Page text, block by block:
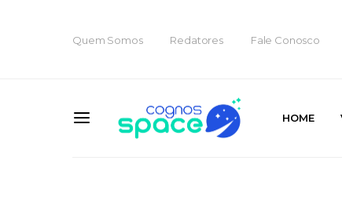
Quem Somos Redatores Fale Conosco
HOME